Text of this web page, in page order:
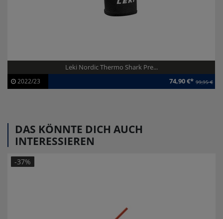
Leki Nordic Thermo Shark Pre...
2022/23 74,90 €* 99,95 €
DAS KÖNNTE DICH AUCH
INTERESSIEREN
-37%